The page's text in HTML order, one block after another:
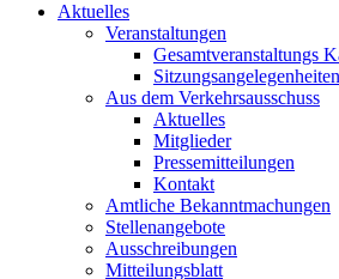
Aktuelles
Veranstaltungen
Gesamtveranstaltungs
Sitzungsangelegenheiten
Aus dem Verkehrsausschuss
Aktuelles
Mitglieder
Pressemitteilungen
Kontakt
Amtliche Bekanntmachungen
Stellenangebote
Ausschreibungen
Mitteilungsblatt